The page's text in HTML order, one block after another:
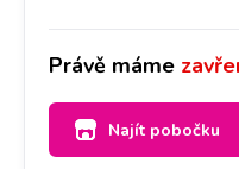
Právě máme
Najít pobočku